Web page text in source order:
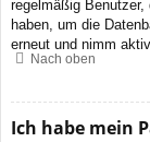
regelmäßig
haben, um die
erneut und nimm
Nach oben
Ich habe mein